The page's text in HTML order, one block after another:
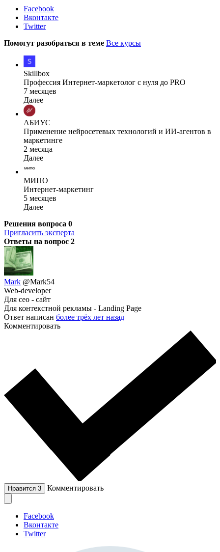
Facebook
Вконтакте
Twitter
Помогут разобраться в теме Все курсы
Skillbox
Профессия Интернет-маркетолог с нуля до PRO
7 месяцев
Далее
АБИУС
Применение нейросетевых технологий и ИИ-агентов в
маркетинге
2 месяца
Далее
МИПО
Интернет-маркетинг
5 месяцев
Далее
Решения вопроса 0
Пригласить эксперта
Ответы на вопрос 2
Mark @Mark54
Web-developer
Для сео - сайт
Для контекстной рекламы - Landing Page
Ответ написан более трёх лет назад
Комментировать
Нравится 3 Комментировать
Facebook
Вконтакте
Twitter